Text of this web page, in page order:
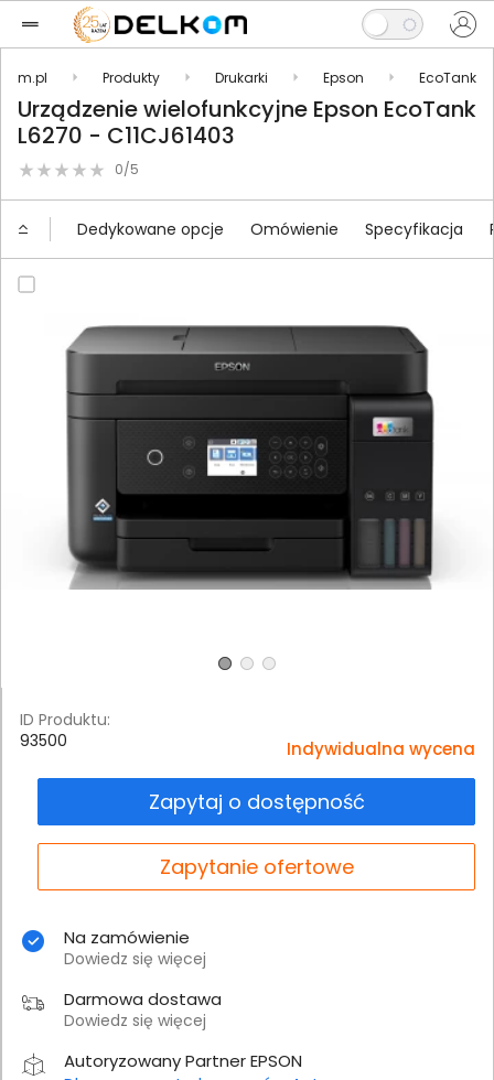
Produkty Drukarki Epson EcoTank
Urządzenie wielofunkcyjne Epson EcoTank
L6270 - C11CJ61403
0/5
Dedykowane opcje Omówienie Specyfikacja
ID Produktu:
93500
Indywidualna wycena
Zapytaj o dostępność
Zapytanie ofertowe
Na zamówienie
Dowiedz się więcej
Darmowa dostawa
Dowiedz się więcej
Autoryzowany Partner EPSON